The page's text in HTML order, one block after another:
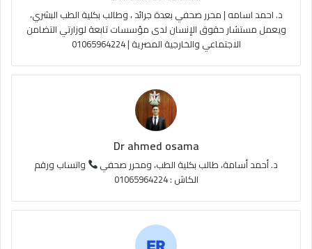
د. احمد اسامه | محرر صحفي بعدة جرائد ، وطالب بكلية الطب البشري،
ويعمل مستشار حقوق الإنسان لدى مؤسسات تابعة لوزارتي التضامن
الاجتماعي والخارجية المصرية | 01065964224
Dr ahmed osama
د. أحمد أسامة، طالب بكلية الطب، ومحرر صحفي
واتساب ورقم
الكاش : 01065964224